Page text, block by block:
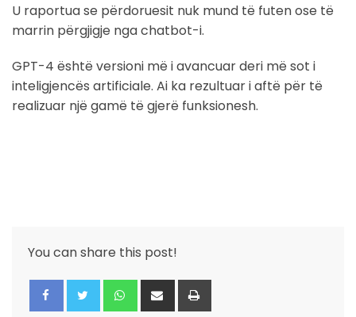
U raportua se përdoruesit nuk mund të futen ose të
marrin përgjigje nga chatbot-i.
GPT-4 është versioni më i avancuar deri më sot i
inteligjencës artificiale. Ai ka rezultuar i aftë për të
realizuar një gamë të gjerë funksionesh.
You can share this post!
Whatsapp
Share
via